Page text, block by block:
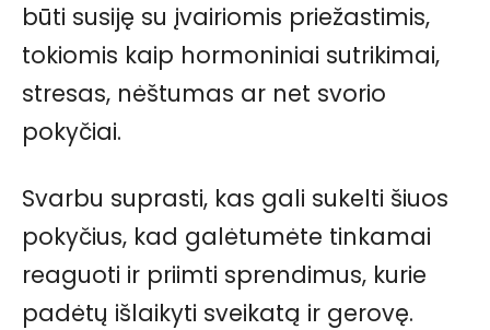
būti susiję su įvairiomis priežastimis,
tokiomis kaip hormoniniai sutrikimai,
stresas, nėštumas ar net svorio
pokyčiai.
Svarbu suprasti, kas gali sukelti šiuos
pokyčius, kad galėtumėte tinkamai
reaguoti ir priimti sprendimus, kurie
padėtų išlaikyti sveikatą ir gerovę.